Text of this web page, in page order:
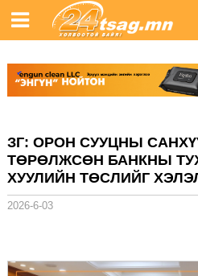
ЗГ: ОРОН СУУЦНЫ
ТӨРӨЛЖСӨН БАНКНЫ
ХУУЛИЙН ТӨСЛИЙГ
2026-6-03